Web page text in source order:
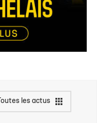
Toutes les actus